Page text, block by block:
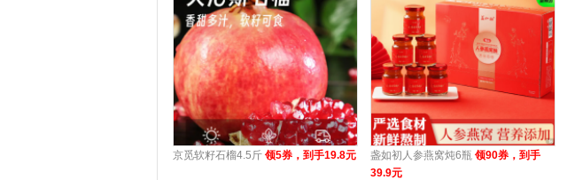
京觅软籽石榴4.5斤 领5券，到手19.8元 盏如初人参燕窝炖6瓶 领90券，到手
39.9元